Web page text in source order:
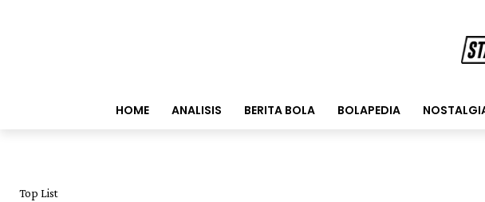
HOME ANALISIS BERITA BOLA BOLAPEDIA
Top List